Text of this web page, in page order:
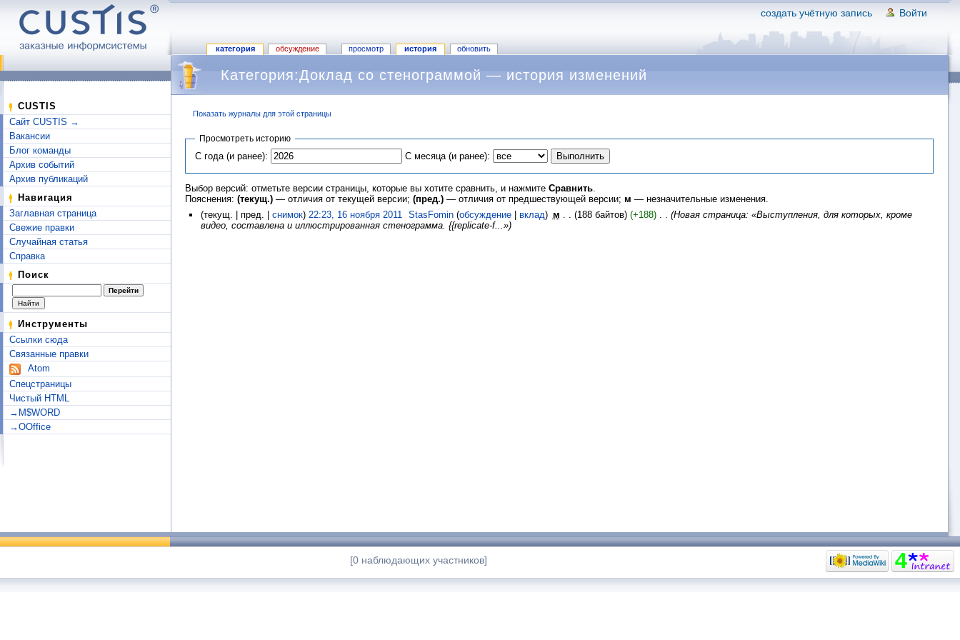
создать учётную запись Войти
категория обсуждение просмотр история обновить
CUSTIS
Сайт CUSTIS →
Вакансии
Блог команды
Архив событий
Архив публикаций
Навигация
Заглавная страница
Свежие правки
Случайная статья
Справка
Поиск
Инструменты
Ссылки сюда
Связанные правки
Atom
Спецстраницы
Чистый HTML
→M$WORD
→OOffice
Категория:Доклад со стенограммой — история изменений
Показать журналы для этой страницы
Просмотреть историю
С года (и ранее): С месяца (и ранее):
Выбор версий: отметьте версии страницы, которые вы хотите сравнить, и нажмите Сравнить
Пояснения: (текущ.) — отличия от текущей версии; (пред.) — отличия от предшествующей версии; м — незначительные изменения.
(текущ. | пред. | снимок) 22:23, 16 ноября 2011‎ StasFomin (обсуждение| вклад) м . . (188 байтов) (+188)‎ . . (Новая страница: «Выступления, для которых, кроме
видео, составлена и иллюстрированная стенограмма. {{replicate-f...»)
[0 наблюдающих участников]